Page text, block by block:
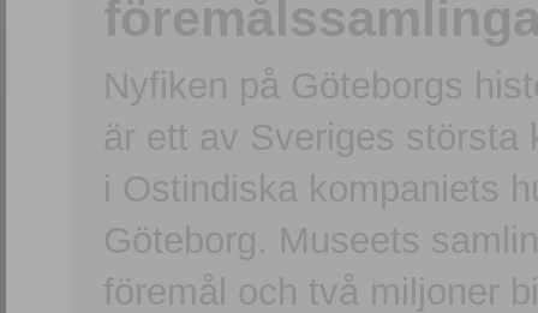
Nyfiken på Göteborgs
är ett av Sveriges största
i Ostindiska kompaniets
Göteborg. Museets
föremål och två miljoner